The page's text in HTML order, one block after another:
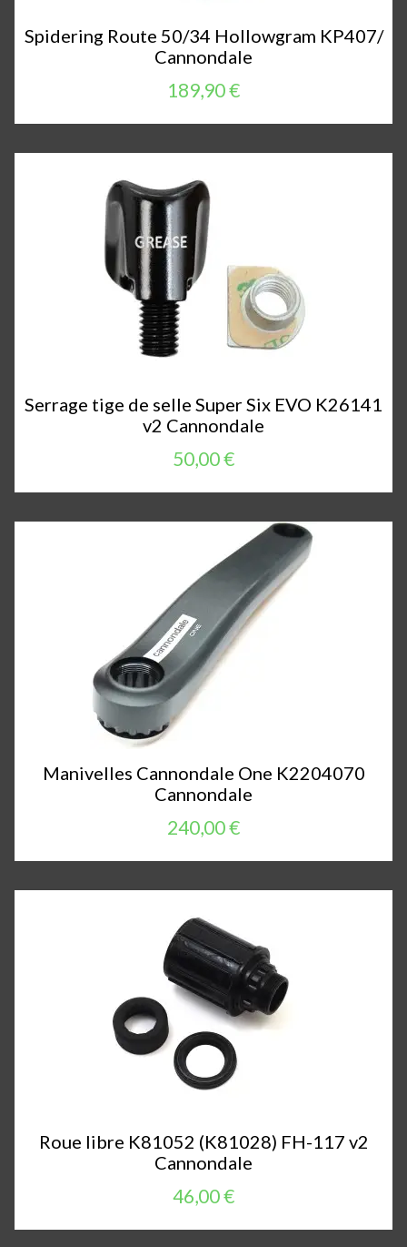
Spidering Route 50/34 Hollowgram KP407/
Cannondale
189,90 €
Serrage tige de selle Super Six EVO K26141
v2 Cannondale
50,00 €
Manivelles Cannondale One K2204070
Cannondale
240,00 €
Roue libre K81052 (K81028) FH-117 v2
Cannondale
46,00 €